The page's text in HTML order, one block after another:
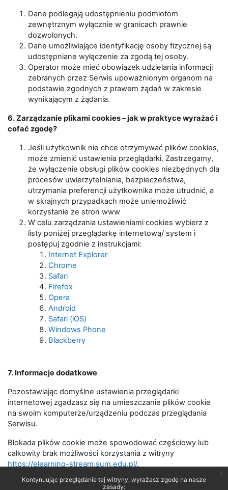
Kontynuując przeglądanie tej witryny, wyrażasz zgodę na nasze
zasady:
Dane podlegają udostępnieniu podmiotom
zewnętrznym wyłącznie w granicach prawnie
dozwolonych.
Dane umożliwiające identyfikację osoby fizycznej są
udostępniane wyłączenie za zgodą tej osoby.
Operator może mieć obowiązek udzielania informacji
zebranych przez Serwis upoważnionym organom na
podstawie zgodnych z prawem żądań w zakresie
wynikającym z żądania.
6. Zarządzanie plikami cookies – jak w praktyce wyrażać i
cofać zgodę?
Jeśli użytkownik nie chce otrzymywać plików cookies,
może zmienić ustawienia przeglądarki. Zastrzegamy,
że wyłączenie obsługi plików cookies niezbędnych dla
procesów uwierzytelniania, bezpieczeństwa,
utrzymania preferencji użytkownika może utrudnić, a
w skrajnych przypadkach może uniemożliwić
korzystanie ze stron www
W celu zarządzania ustawieniami cookies wybierz z
listy poniżej przeglądarkę internetową/ system i
postępuj zgodnie z instrukcjami:
Internet Explorer
Chrome
Safari
Firefox
Opera
Android
Safari (iOS)
Windows Phone
Blackberry
7. Informacje dodatkowe
Pozostawiając domyślne ustawienia przeglądarki
internetowej zgadzasz się na umieszczanie plików cookie
na swoim komputerze/urządzeniu podczas przeglądania
Serwisu.
Blokada plików cookie może spowodować częściowy lub
całkowity brak możliwości korzystania z witryny
https://elearning-stream.sum.edu.pl/.